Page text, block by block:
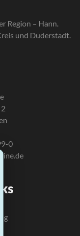
Region – Hann.
und Duderstadt.
0